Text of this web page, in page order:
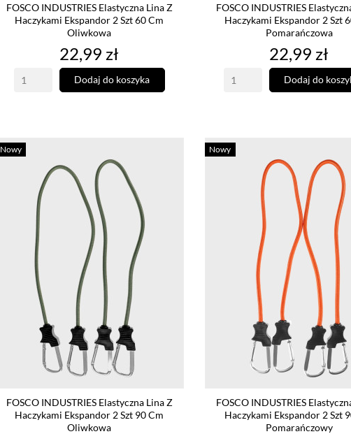
FOSCO INDUSTRIES Elastyczna Lina Z
Haczykami Ekspandor 2 Szt 60 Cm
Oliwkowa
Cena
22,99 zł
Dodaj do koszyka
FOSCO INDUSTRIES
Haczykami Ekspandor 2 Szt
Pomarańczowa
Cena
22,99 zł
Dodaj do
FOSCO INDUSTRIES Elastyczna Lina Z
Haczykami Ekspandor 2 Szt 90 Cm
Oliwkowa
Nowy
FOSCO INDUSTRIES
Haczykami Ekspandor 2 Szt
Pomarańczowy
Nowy